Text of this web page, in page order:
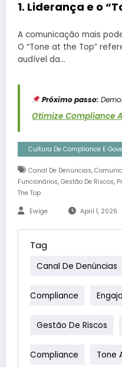
1. Liderança e o
A comunicação mais
O “Tone at the Top”
audível da…
Próximo passo:
Otimize Compliance
Cultura De Compliance E
Canal De Denúncias,
Funcionários, Gestão De Riscos,
The Top
Ewige April 1, 2026
Tag
Canal De Denúncias
Compliance
Gestão De Riscos
Compliance Tone